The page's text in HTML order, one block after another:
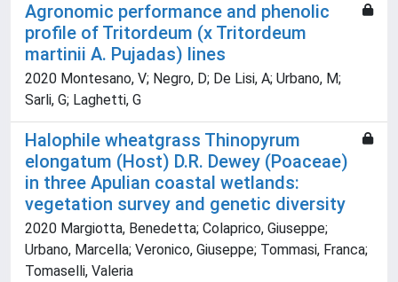
Agronomic performance and phenolic
profile of Tritordeum (x Tritordeum
martinii A. Pujadas) lines
2020 Montesano, V; Negro, D; De Lisi, A; Urbano, M;
Sarli, G; Laghetti, G
Halophile wheatgrass Thinopyrum
elongatum (Host) D.R. Dewey (Poaceae)
in three Apulian coastal wetlands:
vegetation survey and genetic diversity
2020 Margiotta, Benedetta; Colaprico, Giuseppe;
Urbano, Marcella; Veronico, Giuseppe; Tommasi, Franca;
Tomaselli, Valeria